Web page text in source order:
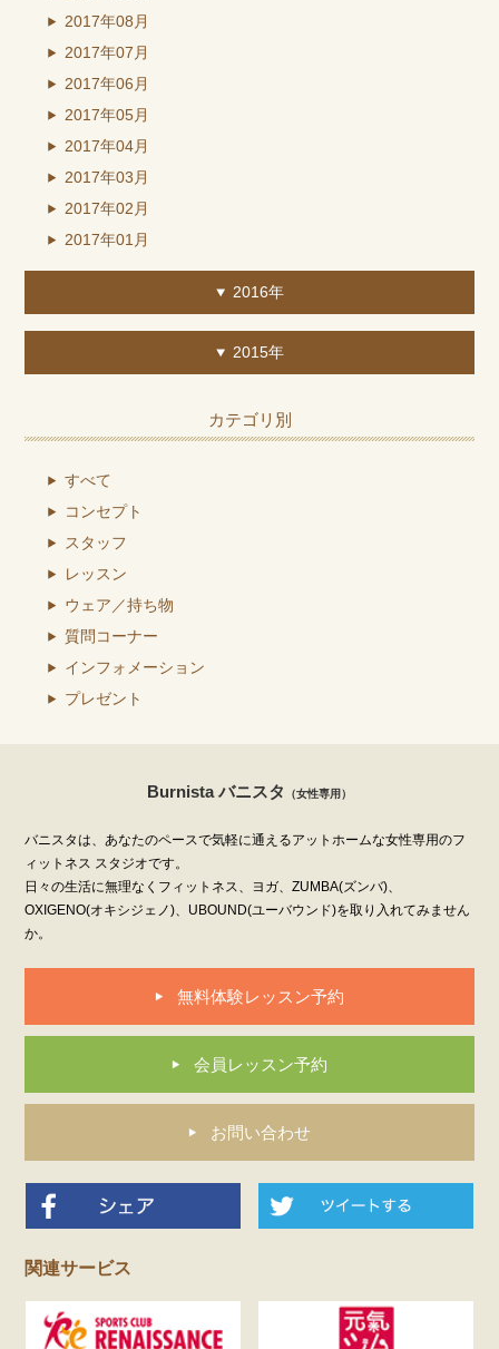
2017年08月
2017年07月
2017年06月
2017年05月
2017年04月
2017年03月
2017年02月
2017年01月
2016年
2015年
カテゴリ別
すべて
コンセプト
スタッフ
レッスン
ウェア／持ち物
質問コーナー
インフォメーション
プレゼント
Burnista バニスタ （女性専用）
バニスタは、あなたのペースで気軽に通えるアットホームな女性専用のフ
ィットネス スタジオです。
日々の生活に無理なくフィットネス、ヨガ、ZUMBA(ズンバ)、
OXIGENO(オキシジェノ)、UBOUND(ユーバウンド)を取り入れてみません
か。
無料体験レッスン予約
会員レッスン予約
お問い合わせ
関連サービス